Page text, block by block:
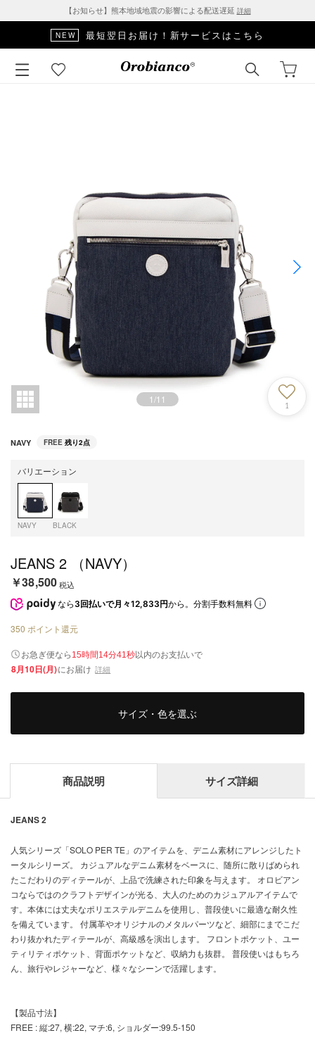
【お知らせ】熊本地域地震の影響による配送遅延 詳細
NEW 最短翌日お届け！新サービスはこちら
1/11
1
NAVY FREE 残り2点
バリエーション
NAVY BLACK
JEANS 2 （NAVY）
￥38,500税込
なら 3回払いで月々12,833円から。分割手数料無料
350 ポイント還元
お急ぎ便なら 15時間14分40秒以内のお支払いで
8月10日(月)にお届け 詳細
サイズ・色を選ぶ
商品説明 サイズ詳細
JEANS 2
人気シリーズ「SOLO PER TE」のアイテムを、デニム素材にアレンジしたト
ータルシリーズ。 カジュアルなデニム素材をベースに、随所に散りばめられ
たこだわりのディテールが、上品で洗練された印象を与えます。 オロビアン
コならではのクラフトデザインが光る、大人のためのカジュアルアイテムで
す。本体には丈夫なポリエステルデニムを使用し、普段使いに最適な耐久性
を備えています。 付属革やオリジナルのメタルパーツなど、細部にまでこだ
わり抜かれたディテールが、高級感を演出します。 フロントポケット、ユー
ティリティポケット、背面ポケットなど、収納力も抜群。 普段使いはもちろ
ん、旅行やレジャーなど、様々なシーンで活躍します。
【製品寸法】
FREE : 縦:27, 横:22, マチ:6, ショルダー:99.5-150